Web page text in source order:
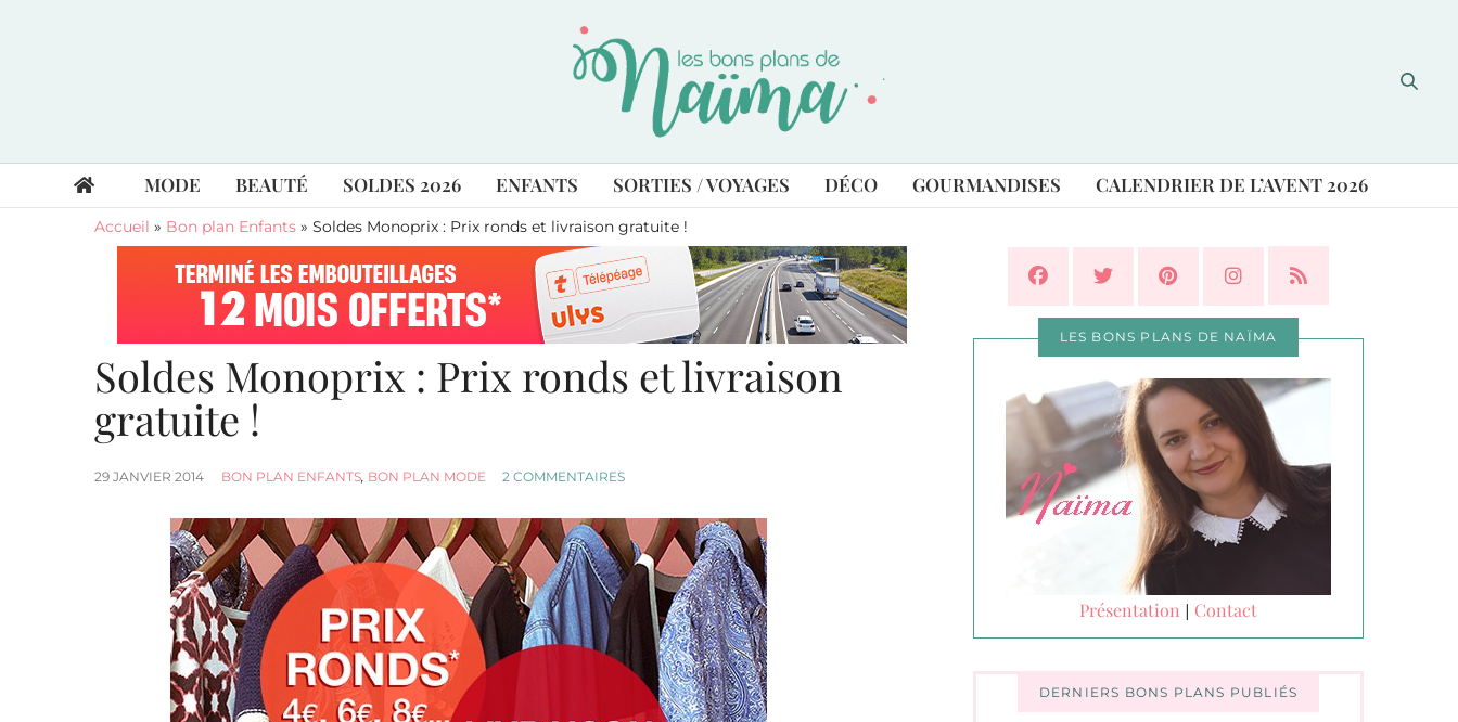
MODE BEAUTÉ SOLDES 2026 ENFANTS SORTIES / VOYAGES DÉCO GOURMANDISES CALENDRIER DE L’AVENT 2026
Accueil » Bon plan Enfants » Soldes Monoprix : Prix ronds et livraison gratuite !
Soldes Monoprix : Prix ronds et livraison
gratuite !
29 JANVIER 2014 BON PLAN ENFANTS, BON PLAN MODE 2 COMMENTAIRES
LES BONS PLANS DE NAÏMA
Présentation | Contact
DERNIERS BONS PLANS PUBLIÉS